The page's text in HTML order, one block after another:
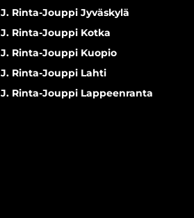
J. Rinta-Jouppi Jyväskylä
J. Rinta-Jouppi Kotka
J. Rinta-Jouppi Kuopio
J. Rinta-Jouppi Lahti
J. Rinta-Jouppi Lappeenranta